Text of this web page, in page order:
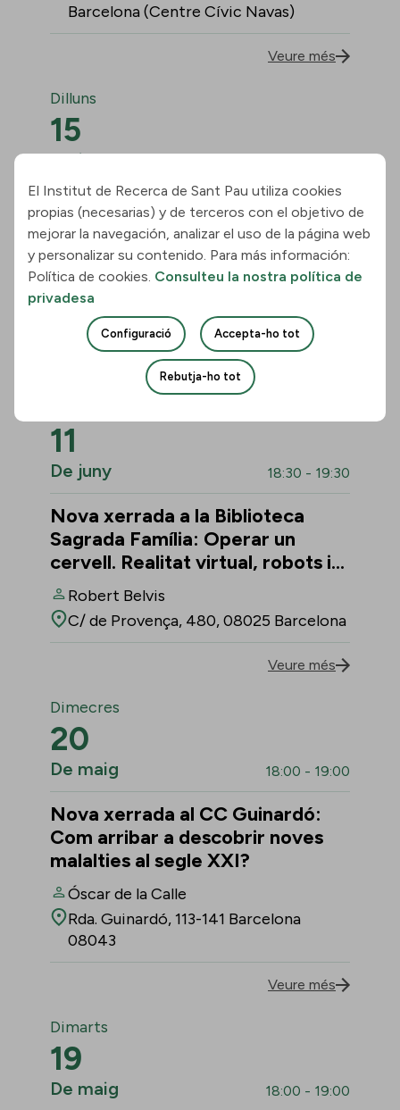
Barcelona (Centre Cívic Navas)
Veure més
Dilluns
15
De juny
European Research Council
(ERC) Info Day
Aula Magna – Casa Convalescència,
carrer de Sant Antoni Maria Claret, 171,
08041 Barcelona
11
De juny 18:30 - 19:30
Nova xerrada a la Biblioteca
Sagrada Família: Operar un
cervell. Realitat virtual, robots i
l’avenç de la medicina
Robert Belvis
C/ de Provença, 480, 08025 Barcelona
Veure més
Dimecres
20
De maig 18:00 - 19:00
Nova xerrada al CC Guinardó:
Com arribar a descobrir noves
malalties al segle XXI?
Óscar de la Calle
Rda. Guinardó, 113-141 Barcelona
08043
Veure més
Dimarts
19
De maig 18:00 - 19:00
El Institut de Recerca de Sant Pau utiliza cookies
propias (necesarias) y de terceros con el objetivo de
mejorar la navegación, analizar el uso de la página web
y personalizar su contenido. Para más información:
Política de cookies. Consulteu la nostra política de
privadesa
Configuració Accepta-ho tot
Rebutja-ho tot